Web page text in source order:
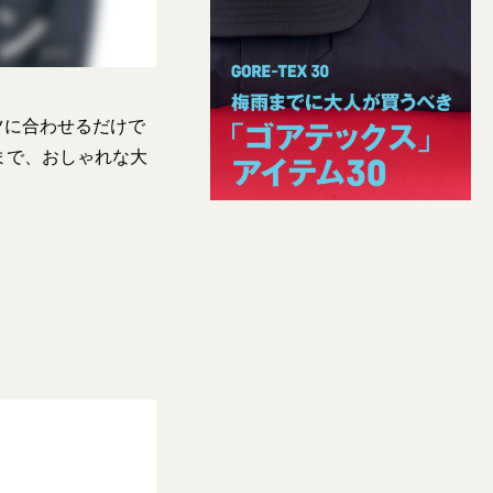
合わせるだけで
、おしゃれな大